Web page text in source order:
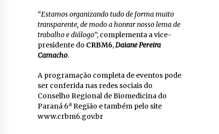
“Estamos organizando tudo de forma muito
transparente, de modo a honrar nosso lema de
trabalho e diálogo”, complementa a vice-
presidente do CRBM6,Daiane Pereira
Camacho.
A programação completa de eventos pode
ser conferida nas redes sociais do
Conselho Regional de Biomedicina do
Paraná 6ª Região e também pelo site
www.crbm6.gov.br